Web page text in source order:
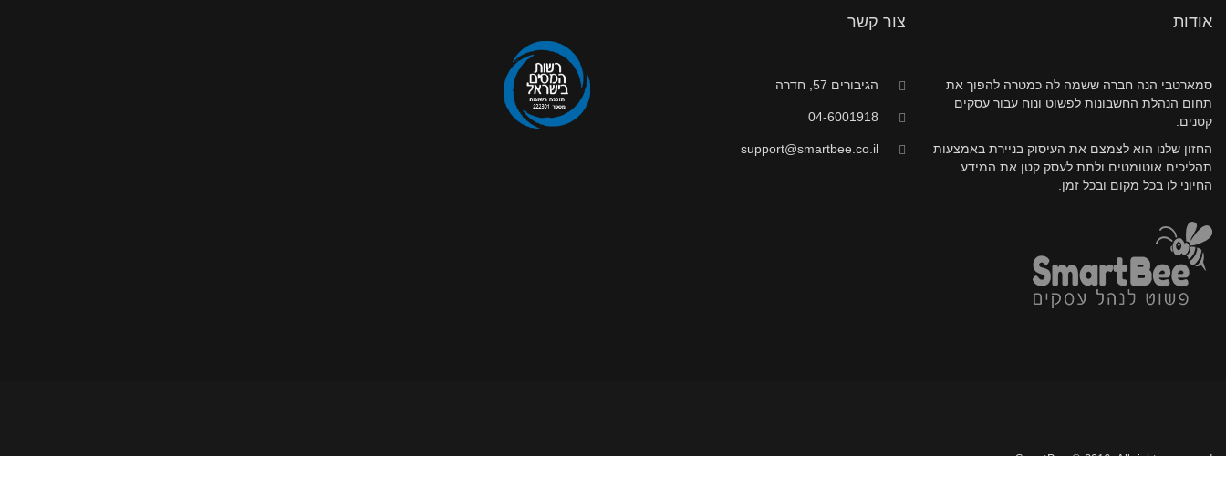
אודות
סמארטבי הנה חברה ששמה לה כמטרה להפוך את
תחום הנהלת החשבונות לפשוט ונוח עבור עסקים
קטנים.
החזון שלנו הוא לצמצם את העיסוק בניירת באמצעות
תהליכים אוטומטים ולתת לעסק קטן את המידע
החיוני לו בכל מקום ובכל זמן.
צור קשר
הגיבורים 57, חדרה
04-6001918
support@smartbee.co.il
SmartBee © 2016. All rights reserved.